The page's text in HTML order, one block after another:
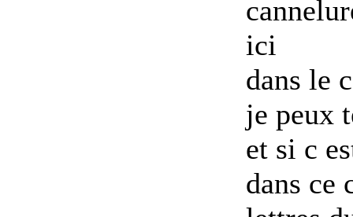
ici
dans le
je peux
et si c
dans ce